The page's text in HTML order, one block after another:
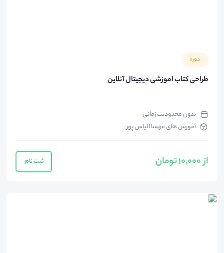
دوره
طراحی کتاب اموزشی دیجیتال آنلاین
بدون محدودیت زمانی
آموزش های مهسا الیاس پور
از 10,000 تومان ثبت نام